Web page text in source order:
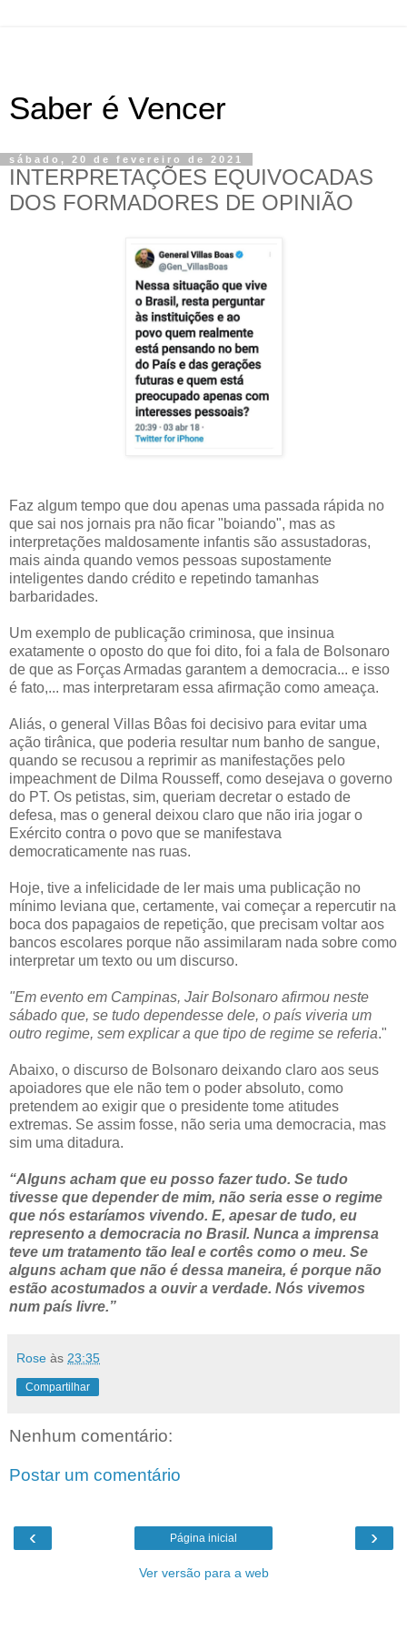
Saber é Vencer
sábado, 20 de fevereiro de 2021
INTERPRETAÇÕES EQUIVOCADAS
DOS FORMADORES DE OPINIÃO
Faz algum tempo que dou apenas uma passada rápida no
que sai nos jornais pra não ficar "boiando", mas as
interpretações maldosamente infantis são assustadoras,
mais ainda quando vemos pessoas supostamente
inteligentes dando crédito e repetindo tamanhas
barbaridades.
Um exemplo de publicação criminosa, que insinua
exatamente o oposto do que foi dito, foi a fala de Bolsonaro
de que as Forças Armadas garantem a democracia... e isso
é fato,... mas interpretaram essa afirmação como ameaça.
Aliás, o general Villas Bôas foi decisivo para evitar uma
ação tirânica, que poderia resultar num banho de sangue,
quando se recusou a reprimir as manifestações pelo
impeachment de Dilma Rousseff, como desejava o governo
do PT. Os petistas, sim, queriam decretar o estado de
defesa, mas o general deixou claro que não iria jogar o
Exército contra o povo que se manifestava
democraticamente nas ruas.
Hoje, tive a infelicidade de ler mais uma publicação no
mínimo leviana que, certamente, vai começar a repercutir na
boca dos papagaios de repetição, que precisam voltar aos
bancos escolares porque não assimilaram nada sobre como
interpretar um texto ou um discurso.
"Em evento em Campinas, Jair Bolsonaro afirmou neste
sábado que, se tudo dependesse dele, o país viveria um
outro regime, sem explicar a que tipo de regime se referia."
Abaixo, o discurso de Bolsonaro deixando claro aos seus
apoiadores que ele não tem o poder absoluto, como
pretendem ao exigir que o presidente tome atitudes
extremas. Se assim fosse, não seria uma democracia, mas
sim uma ditadura.
“Alguns acham que eu posso fazer tudo. Se tudo
tivesse que depender de mim, não seria esse o regime
que nós estaríamos vivendo. E, apesar de tudo, eu
represento a democracia no Brasil. Nunca a imprensa
teve um tratamento tão leal e cortês como o meu. Se
alguns acham que não é dessa maneira, é porque não
estão acostumados a ouvir a verdade. Nós vivemos
num país livre.”
Rose às 23:35
Compartilhar
Nenhum comentário:
Postar um comentário
‹ ›
Página inicial
Ver versão para a web